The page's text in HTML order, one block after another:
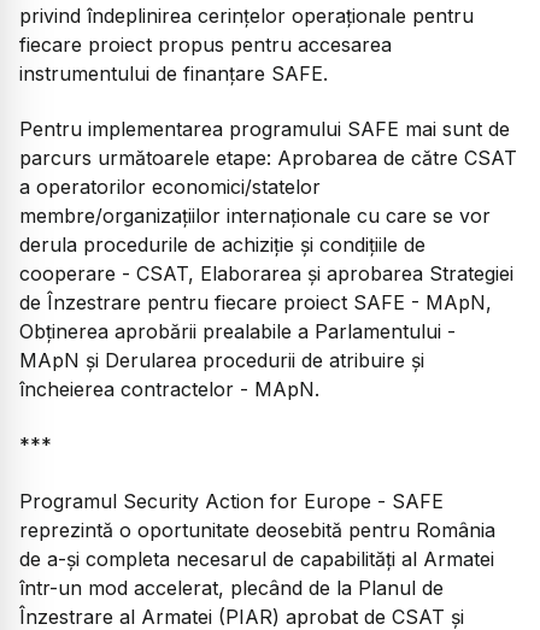
privind îndeplinirea cerințelor operaționale pentru
fiecare proiect propus pentru accesarea
instrumentului de finanțare SAFE.
Pentru implementarea programului SAFE mai sunt de
parcurs următoarele etape: Aprobarea de către CSAT
a operatorilor economici/statelor
membre/organizațiilor internaționale cu care se vor
derula procedurile de achiziție și condițiile de
cooperare - CSAT, Elaborarea și aprobarea Strategiei
de Înzestrare pentru fiecare proiect SAFE - MApN,
Obținerea aprobării prealabile a Parlamentului -
MApN și Derularea procedurii de atribuire și
încheierea contractelor - MApN.
***
Programul Security Action for Europe - SAFE
reprezintă o oportunitate deosebită pentru România
de a-și completa necesarul de capabilități al Armatei
într-un mod accelerat, plecând de la Planul de
Înzestrare al Armatei (PIAR) aprobat de CSAT și